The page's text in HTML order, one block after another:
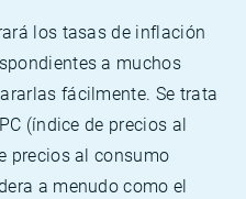
los tasas de inflación
a muchos
fácilmente. Se trata
(índice de precios al
precios al consumo
a menudo como el